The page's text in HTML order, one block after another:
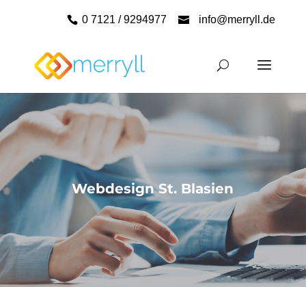
0 7121 / 9294977 info@merryll.de
Webdesign St. Blasien